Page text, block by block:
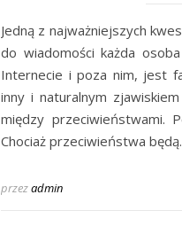
Jedną z najważniejszych
do wiadomości każda
Internecie i poza nim, jest
inny i naturalnym
między przeciwieństwami.
Chociaż przeciwieństwa
przezadmin